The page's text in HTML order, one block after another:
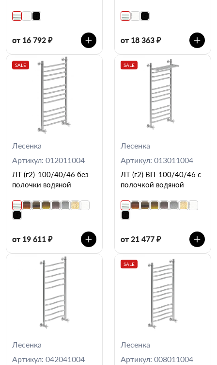
от 16 792 ₽ от 18 363 ₽
SALE
Лесенка
Артикул: 012011004
ЛТ (г2)-100/40/46 без
полочки водяной
от 19 611 ₽
SALE
Лесенка
Артикул: 013011004
ЛТ (г2) ВП-100/40/46 с
полочкой водяной
от 21 477 ₽
Лесенка
Артикул: 042041004
SALE
Лесенка
Артикул: 008011004